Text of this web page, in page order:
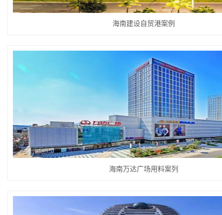
海南建设自贸港案例
海南万达广场用料案列